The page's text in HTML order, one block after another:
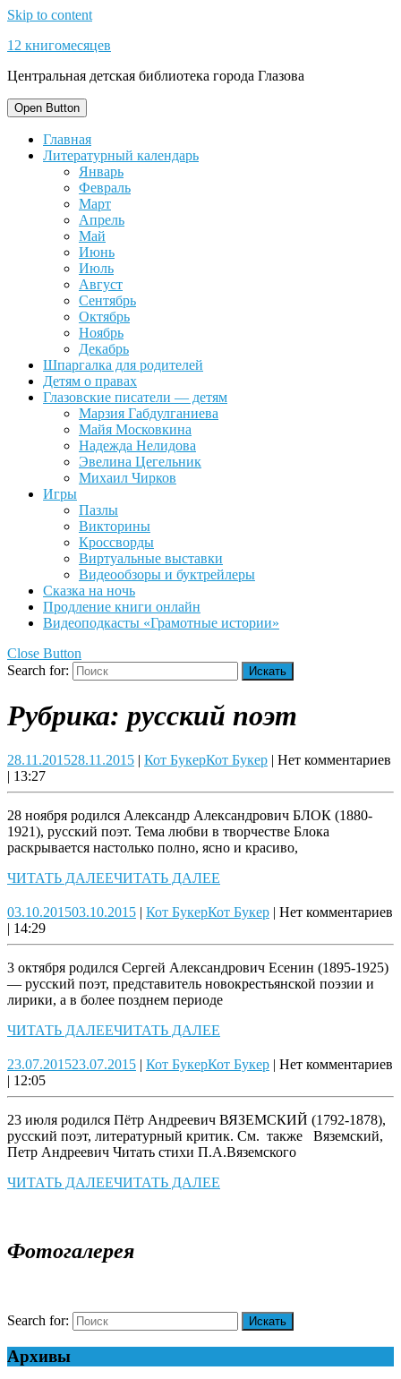
Skip to content
12 книгомесяцев
Центральная детская библиотека города Глазова
Open Button
Главная
Литературный календарь
Январь
Февраль
Март
Апрель
Май
Июнь
Июль
Август
Сентябрь
Октябрь
Ноябрь
Декабрь
Шпаргалка для родителей
Детям о правах
Глазовские писатели — детям
Марзия Габдулганиева
Майя Московкина
Надежда Нелидова
Эвелина Цегельник
Михаил Чирков
Игры
Пазлы
Викторины
Кроссворды
Виртуальные выставки
Видеообзоры и буктрейлеры
Сказка на ночь
Продление книги онлайн
Видеоподкасты «Грамотные истории»
Close Button
Search for:
Рубрика: русский поэт
28.11.201528.11.2015 | Кот БукерКот Букер | Нет комментариев
| 13:27
28 ноября родился Александр Александрович БЛОК (1880-
1921), русский поэт. Тема любви в творчестве Блока
раскрывается настолько полно, ясно и красиво,
ЧИТАТЬ ДАЛЕЕЧИТАТЬ ДАЛЕЕ
03.10.201503.10.2015 | Кот БукерКот Букер | Нет комментариев
| 14:29
3 октября родился Сергей Александрович Есенин (1895-1925)
— русский поэт, представитель новокрестьянской поэзии и
лирики, а в более позднем периоде
ЧИТАТЬ ДАЛЕЕЧИТАТЬ ДАЛЕЕ
23.07.201523.07.2015 | Кот БукерКот Букер | Нет комментариев
| 12:05
23 июля родился Пётр Андреевич ВЯЗЕМСКИЙ (1792-1878),
русский поэт, литературный критик. См. также Вяземский,
Петр Андреевич Читать стихи П.А.Вяземского
ЧИТАТЬ ДАЛЕЕЧИТАТЬ ДАЛЕЕ
Фотогалерея
Search for:
Архивы